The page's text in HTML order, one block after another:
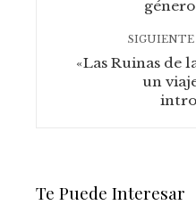
género
«Las Ruinas de
un
Te Puede Interesar